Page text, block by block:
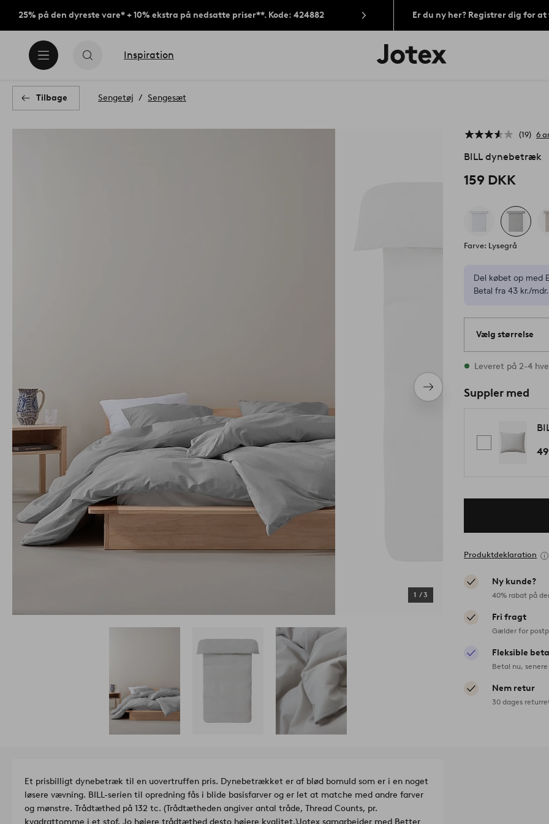
25% på den dyreste vare* + 10% ekstra på nedsatte priser**. Kode: 424882 Er du ny her? Registrer dig for
Inspiration
Jotex
logo
Tilbage Sengetøj Sengesæt
Næste
produkt
1 /3
19 6
BILL dynebetræk
159 DKK
Farve: Lysegrå
Del købet op med
Betal fra 43 kr./mdr.
Vælg størrelse
Alle størrelser er
Leveret på 2-4
Suppler med
Produktdeklaration
Ny kunde?
40% rabat på
Fri fragt
Gælder for
Fleksible
Betal nu,
Nem retur
30 dages
Et prisbilligt dynebetræk til en uovertruffen pris. Dynebetrækket er af blød bomuld som er i en noget
løsere vævning. BILL-serien til opredning fås i blide basisfarver og er let at matche med andre farver
og mønstre. Trådtæthed på 132 tc. (Trådtætheden angiver antal tråde, Thread Counts, pr.
kvadrattomme i et stof. Jo højere trådtæthed desto højere kvalitet.)Jotex samarbejder med Better